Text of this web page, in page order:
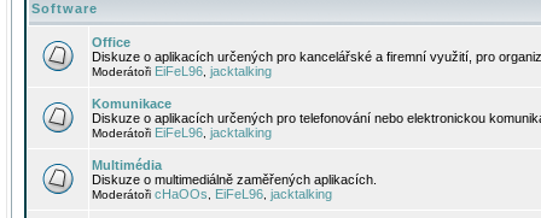
Software
Office
Diskuze o aplikacích určených pro kancelářské a firemní využití, pro
Moderátoři EiFeL96 jacktalking
Komunikace
Diskuze o aplikacích určených pro telefonování nebo elektronickou
Moderátoři EiFeL96 jacktalking
Multimédia
Diskuze o multimediálně zaměřených aplikacích.
Moderátoři cHaOOs EiFeL96 jacktalking